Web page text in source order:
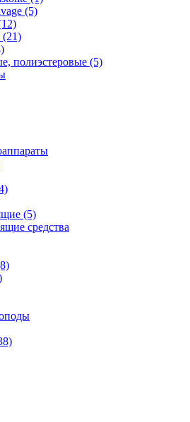
(5)
(21)
полиэстеровые (5)
(5)
средства